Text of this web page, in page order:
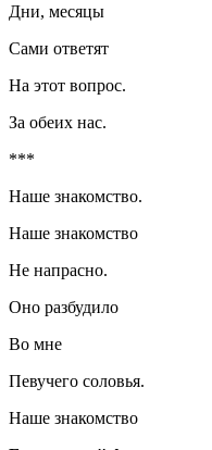
Дни, месяцы
Сами ответят
На этот вопрос.
За обеих нас.
***
Наше знакомство.
Наше знакомство
Не напрасно.
Оно разбудило
Во мне
Певучего соловья.
Наше знакомство